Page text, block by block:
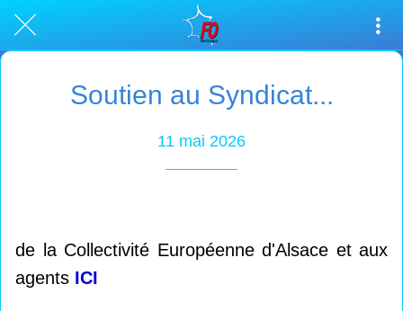
Soutien au Syndicat...
11 mai 2026
de la Collectivité Européenne d'Alsace et aux
agents ICI